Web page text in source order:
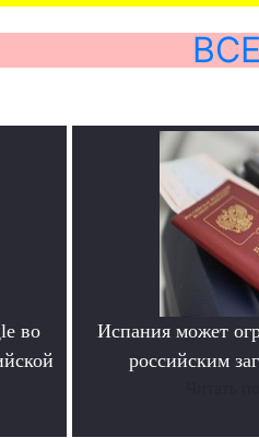
во
Испания может
российским